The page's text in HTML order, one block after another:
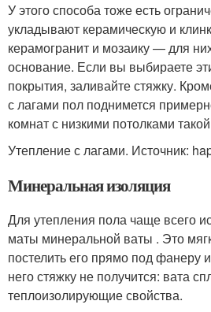
У этого способа тоже есть
укладывают керамическую и
керамогранит и мозаику — для
основание. Если вы выбираете
покрытия, заливайте стяжку.
с лагами пол поднимется
комнат с низкими потолками
Утепление с лагами. Источник:
Минеральная изоляция
Для утепления пола чаще всего
маты минеральной ваты . Это
постелить его прямо под фанеру
него стяжку не получится: вата
теплоизолирующие свойства.